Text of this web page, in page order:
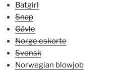
Batgirl
Snap
Gävle
Norge eskorte
Svensk
Norwegian blowjob